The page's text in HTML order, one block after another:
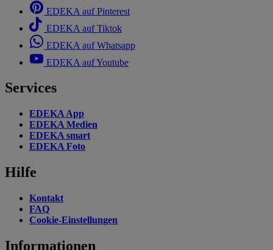
EDEKA auf Pinterest
EDEKA auf Tiktok
EDEKA auf Whatsapp
EDEKA auf Youtube
Services
EDEKA App
EDEKA Medien
EDEKA smart
EDEKA Foto
Hilfe
Kontakt
FAQ
Cookie-Einstellungen
Informationen